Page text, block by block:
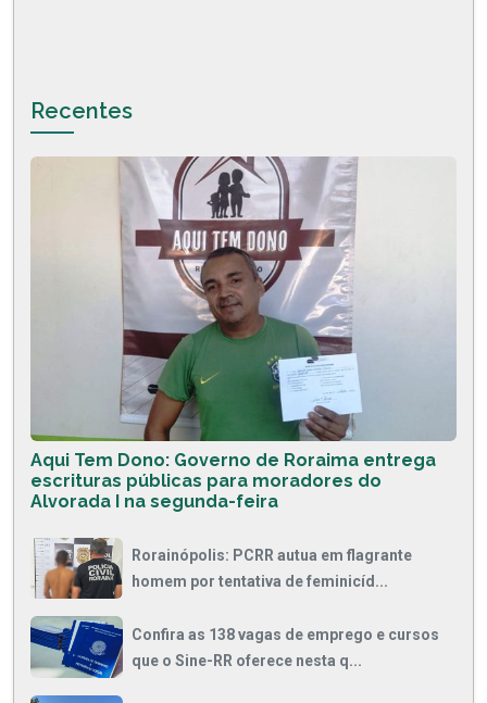
Recentes
Aqui Tem Dono: Governo de Roraima entrega
escrituras públicas para moradores do
Alvorada I na segunda-feira
Rorainópolis: PCRR autua em flagrante
homem por tentativa de feminicíd...
Confira as 138 vagas de emprego e cursos
que o Sine-RR oferece nesta q...